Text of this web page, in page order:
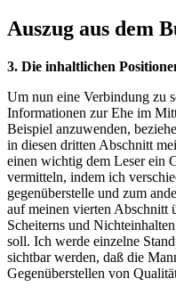
Auszug aus dem
3. Die inhaltlichen
Um nun eine Verbindung zu
Informationen zur Ehe im
Beispiel anzuwenden,
in diesen dritten Abschnitt
einen wichtig dem Leser ein
vermitteln, indem ich
gegenüberstelle und zum
auf meinen vierten Abschnitt
Scheiterns und
soll. Ich werde einzelne
sichtbar werden, daß die
Gegenüberstellen von